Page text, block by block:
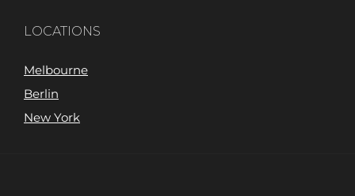
LOCATIONS
Melbourne
Berlin
New York